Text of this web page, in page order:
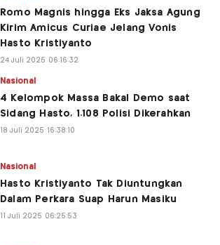
Romo Magnis hingga Eks Jaksa Agung
Kirim Amicus Curiae Jelang Vonis
Hasto Kristiyanto
24 Juli 2025 06:16:32
Nasional
4 Kelompok Massa Bakal Demo saat
Sidang Hasto, 1.108 Polisi Dikerahkan
18 Juli 2025 16:38:10
Nasional
Hasto Kristiyanto Tak Diuntungkan
Dalam Perkara Suap Harun Masiku
11 Juli 2025 06:25:53